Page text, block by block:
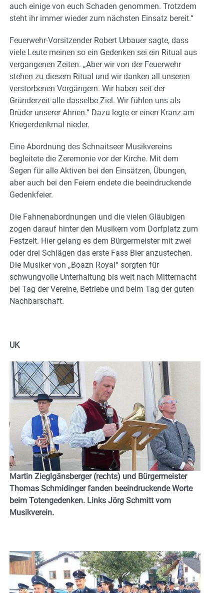
auch einige von euch Schaden genommen. Trotzdem
steht ihr immer wieder zum nächsten Einsatz bereit.“
Feuerwehr-Vorsitzender Robert Urbauer sagte, dass
viele Leute meinen so ein Gedenken sei ein Ritual aus
vergangenen Zeiten. „Aber wir von der Feuerwehr
stehen zu diesem Ritual und wir danken all unseren
verstorbenen Vorgängern. Wir haben seit der
Gründerzeit alle dasselbe Ziel. Wir fühlen uns als
Brüder unserer Ahnen.“ Dazu legte er einen Kranz am
Kriegerdenkmal nieder.
Eine Abordnung des Schnaitseer Musikvereins
begleitete die Zeremonie vor der Kirche. Mit dem
Segen für alle Aktiven bei den Einsätzen, Übungen,
aber auch bei den Feiern endete die beeindruckende
Gedenkfeier.
Die Fahnenabordnungen und die vielen Gläubigen
zogen darauf hinter den Musikern vom Dorfplatz zum
Festzelt. Hier gelang es dem Bürgermeister mit zwei
oder drei Schlägen das erste Fass Bier anzustechen.
Die Musiker von „Boazn Royal“ sorgten für
schwungvolle Unterhaltung bis weit nach Mitternacht
bei Tag der Vereine, Betriebe und beim Tag der guten
Nachbarschaft.
UK
Martin Zieglgänsberger (rechts) und Bürgermeister
Thomas Schmidinger fanden beeindruckende Worte
beim Totengedenken. Links Jörg Schmitt vom
Musikverein.